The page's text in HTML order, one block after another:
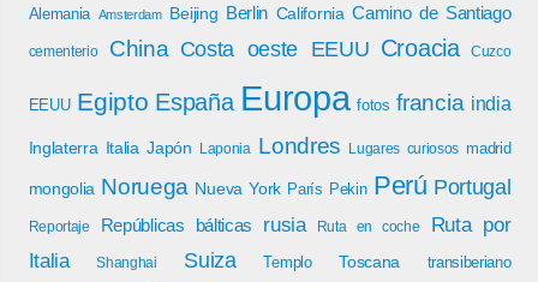
Alemania Amsterdam Beijing Berlin California Camino de Santiago
cementerio China Costa oeste EEUU Croacia Cuzco
EEUU Egipto España Europa fotos francia india
Inglaterra Italia Japón Laponia Londres Lugares curiosos madrid
mongolia Noruega Nueva York París Pekin Perú Portugal
Reportaje Repúblicas bálticas rusia Ruta en coche
Ruta por
Italia
Shanghai Suiza Templo Toscana transiberiano